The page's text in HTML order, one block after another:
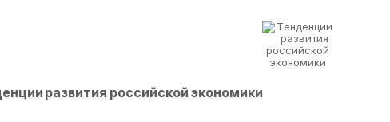
paзвития poccийcкoй экoнoмики